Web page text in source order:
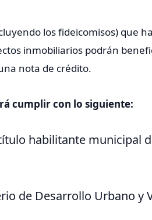
los fideicomisos) que
inmobiliarios podrán
nota de crédito.
cumplir con lo siguiente:
habilitante municipal
de Desarrollo Urbano y